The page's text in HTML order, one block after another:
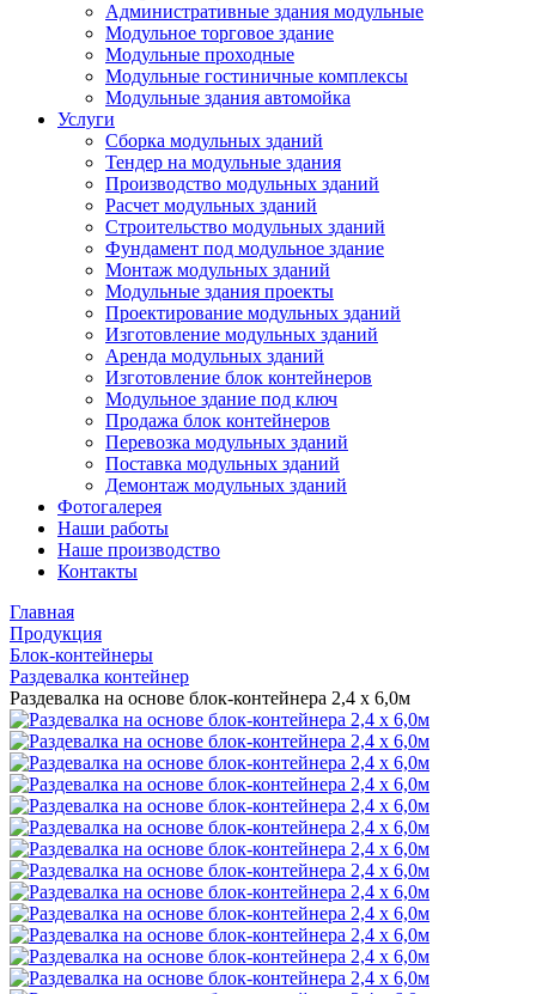
Административные здания модульные
Модульное торговое здание
Модульные проходные
Модульные гостиничные комплексы
Модульные здания автомойка
Услуги
Сборка модульных зданий
Тендер на модульные здания
Производство модульных зданий
Расчет модульных зданий
Строительство модульных зданий
Фундамент под модульное здание
Монтаж модульных зданий
Модульные здания проекты
Проектирование модульных зданий
Изготовление модульных зданий
Аренда модульных зданий
Изготовление блок контейнеров
Модульное здание под ключ
Продажа блок контейнеров
Перевозка модульных зданий
Поставка модульных зданий
Демонтаж модульных зданий
Фотогалерея
Наши работы
Наше производство
Контакты
Главная
Продукция
Блок-контейнеры
Раздевалка контейнер
Раздевалка на основе блок-контейнера 2,4 х 6,0м